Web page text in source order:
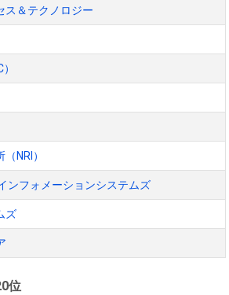
ス＆テクノロジー
NRI）
ンフォメーションシステムズ
ズ
位